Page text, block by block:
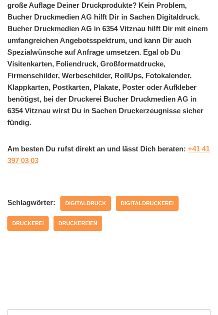
große Auflage Deiner Druckprodukte? Kein Problem,
Bucher Druckmedien AG hilft Dir in Sachen Digitaldruck.
Bucher Druckmedien AG in 6354 Vitznau hilft Dir mit einem
umfangreichen Angebotsspektrum, und kann Dir auch
Spezialwünsche auf Anfrage umsetzen. Egal ob Du
Visitenkarten, Foliendruck, Großformatdrucke,
Firmenschilder, Werbeschilder, RollUps, Fotokalender,
Klappkarten, Postkarten, Plakate, Poster oder Aufkleber
benötigst, bei der Druckerei Bucher Druckmedien AG in
6354 Vitznau wirst Du in Sachen Druckerzeugnisse sicher
fündig.
Am besten Du rufst direkt an und lässt Dich beraten: +41 41
397 03 03
Schlagwörter: DIGITALDRUCK DIGITALDRUCKEREI
DRUCKEREI DRUCKEREIEN